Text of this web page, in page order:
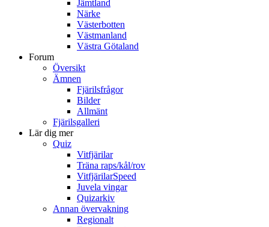
Jämtland
Närke
Västerbotten
Västmanland
Västra Götaland
Forum
Översikt
Ämnen
Fjärilsfrågor
Bilder
Allmänt
Fjärilsgalleri
Lär dig mer
Quiz
Vitfjärilar
Träna raps/kål/rov
VitfjärilarSpeed
Juvela vingar
Quizarkiv
Annan övervakning
Regionalt